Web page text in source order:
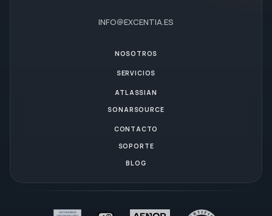
INFO@EXCENTIA.ES
NOSOTROS
SERVICIOS
ATLASSIAN
SONARSOURCE
CONTACTO
SOPORTE
BLOG